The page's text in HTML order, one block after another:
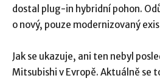
dostal plug-in hybridní pohon.
o nový, pouze modernizovaný
Jak se ukazuje, ani ten nebyl
Mitsubishi v Evropě. Aktuálně se